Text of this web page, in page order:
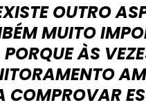
OUTRO
MUITO
PORQUE ÀS
COMPROVAR